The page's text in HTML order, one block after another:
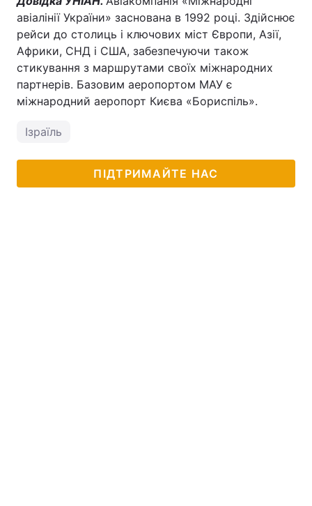
авіалінії України» заснована в 1992 році. Здійснює
рейси до столиць і ключових міст Європи, Азії,
Африки, СНД і США, забезпечуючи також
стикування з маршрутами своїх міжнародних
партнерів. Базовим аеропортом МАУ є
міжнародний аеропорт Києва «Бориспіль».
Ізраїль
ПІДТРИМАЙТЕ НАС